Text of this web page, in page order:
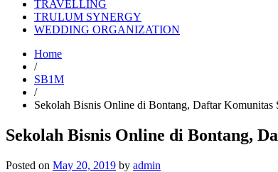
TRAVELLING
TRULUM SYNERGY
WEDDING ORGANIZATION
Home
/
SB1M
/
Sekolah Bisnis Online di Bontang, Daftar
Sekolah Bisnis Online di Bontang,
Posted on May 20, 2019 by admin